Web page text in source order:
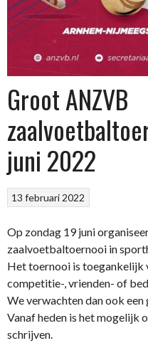
Groot ANZVB
juni 2022
13 februari 2022
Op zondag 19 juni
zaalvoetbaltoernooi in
Het toernooi is toegankelijk
competitie-, vrienden- of
We verwachten dan ook
Vanaf heden is het mogelijk
schrijven.